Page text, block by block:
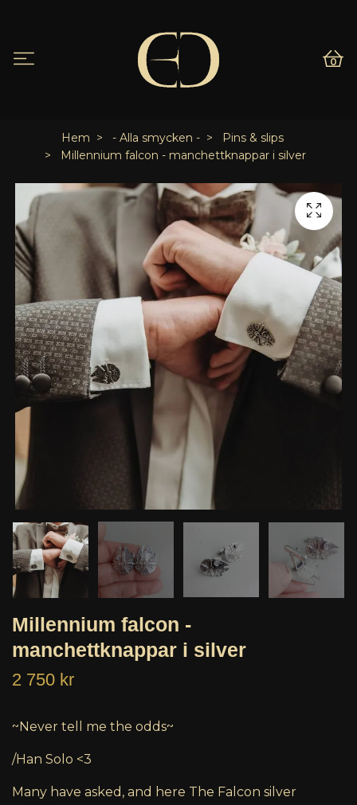
0
Hem - Alla smycken -
Pins & slips
Millennium falcon - manchettknappar i silver
Millennium falcon -
manchettknappar i silver
2 750 kr
~Never tell me the odds~
/Han Solo <3
Many have asked, and here The Falcon silver